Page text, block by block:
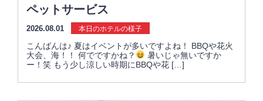
ペットサービス
2026.08.01 本日のホテルの様子
こんばんは♪ 夏はイベントが多いですよね！ BBQや花火
大会、海！！ 何でですかね？
暑いじゃ無いですか
ー！笑 もう少し涼しい時期にBBQや花 […]